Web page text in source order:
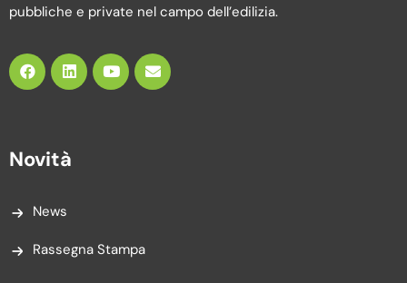
pubbliche e private nel campo dell’edilizia.
Novità
News
Rassegna Stampa